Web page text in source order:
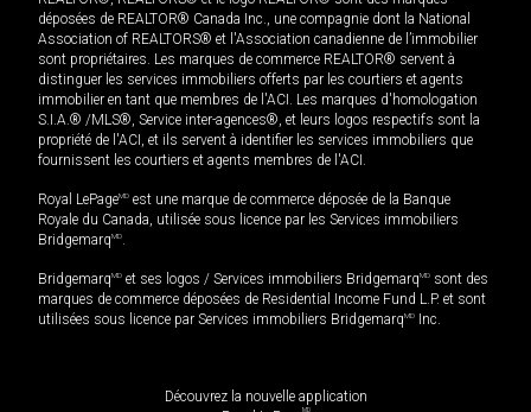
déposées de REALTOR® Canada Inc., une compagnie dont la National
Association of REALTORS® et l'Association canadienne de l’immobilier
sont propriétaires. Les marques de commerce REALTOR® servent à
distinguer les services immobiliers offerts par les courtiers et agents
immobilier en tant que membres de l'ACI. Les marques d'homologation
S.I.A.® /MLS®, Service inter-agences®, et leurs logos respectifs sont la
propriété de l'ACI, et ils servent à identifier les services immobiliers que
fournissent les courtiers et agents membres de l'ACI.
Royal LePageMD est une marque de commerce déposée de la Banque
Royale du Canada, utilisée sous licence par les Services immobiliers
BridgemarqMD.
BridgemarqMD et ses logos / Services immobiliers BridgemarqMD sont des
marques de commerce déposées de Residential Income Fund L.P. et sont
utilisées sous licence par Services immobiliers BridgemarqMD Inc.
Découvrez la nouvelle application
MD